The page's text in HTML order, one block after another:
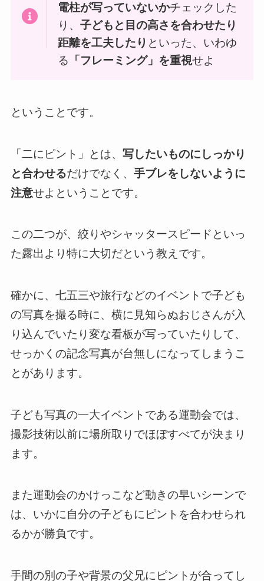
電柱が写っていないかチェックした
り、 子どもと目の高さを合わせたり
距離を工夫したり といった、いわゆ
る 「フレーミング」を重視せよ
ということです。
「二にピント」とは、 写したいものにしっかり
と合わせるだけでなく、 手ブレをしないように
注意せよということです。
この二つが、絞りやシャッタースピードといっ
た露出より特に大切だという教えです。
確かに、七五三や旅行などのイベントで子ども
の写真を撮る時に、横に見知らぬおじさんが入
り込んでいたり変な看板が写っていたりして、
せっかくの記念写真が台無しになってしまうこ
とがあります。
子ども写真の一大イベントである運動会では、
撮影技術以前に場所取りでほぼすべてが決まり
ます。
また運動会のかけっこなど動きの早いシーンで
は、いかに自分の子どもにピントを合わせられ
るかが勝負です。
手間の別の子や背景の父兄にピントが合ってし